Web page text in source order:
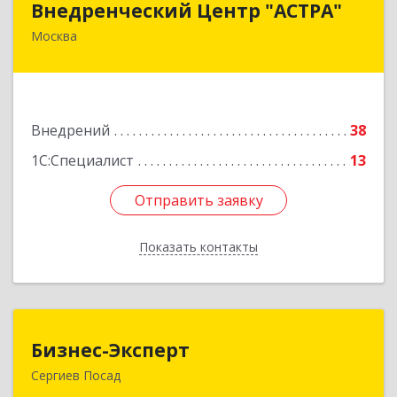
Внедренческий Центр "АСТРА"
Москва
Внедрений
38
1С:Специалист
13
Отправить заявку
Показать контакты
125310, Москва г, Муравская ул, дом № 38,
Отправить заявку
Назад
Бизнес-Эксперт
Сергиев Посад
141310, Московская обл, Сергиево-Посадский